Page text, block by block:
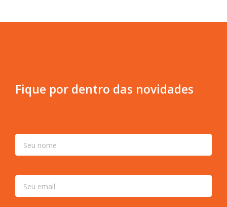
Fique por dentro das novidades